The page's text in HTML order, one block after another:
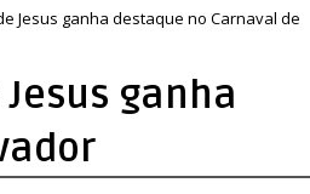
Jesus ganha destaque no Carnaval de
ganha